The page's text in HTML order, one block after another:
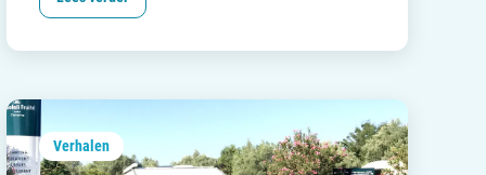
camping aan
/ adverteren
waar je in teams tegen elkaar strijd en
Verhalen